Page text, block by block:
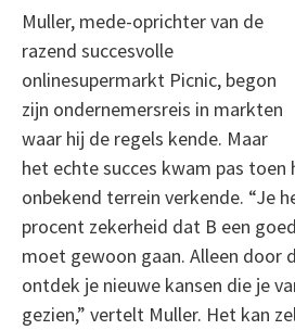
Muller, mede-oprichter van de
razend succesvolle
onlinesupermarkt Picnic, begon
zijn ondernemersreis in markten
waar hij de regels kende. Maar
het echte succes kwam pas toen
onbekend terrein verkende. “Je
procent zekerheid dat B een
moet gewoon gaan. Alleen door
ontdek je nieuwe kansen die je
gezien,” vertelt Muller. Het kan